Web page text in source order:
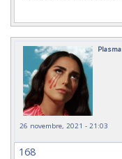
Plasma
26 novembre, 2021 - 21:03
168